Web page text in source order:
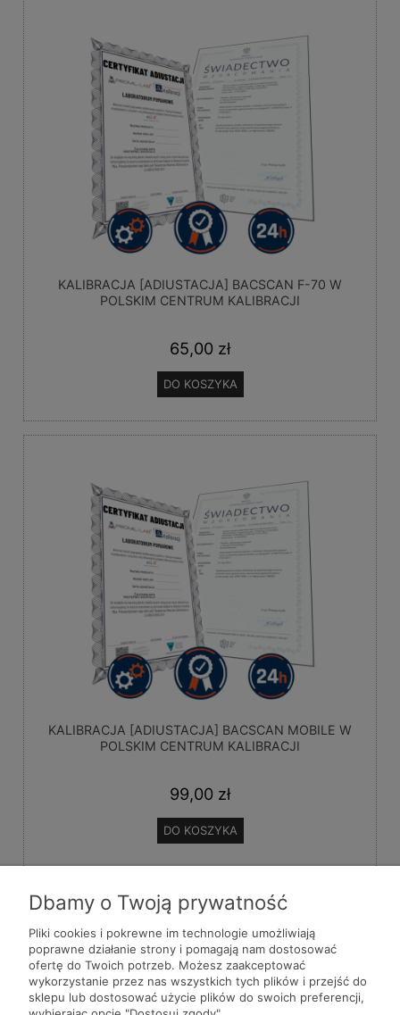
KALIBRACJA [ADIUSTACJA] BACSCAN F-70 W
POLSKIM CENTRUM KALIBRACJI
65,00 zł
DO KOSZYKA
KALIBRACJA [ADIUSTACJA] BACSCAN MOBILE W
POLSKIM CENTRUM KALIBRACJI
99,00 zł
DO KOSZYKA
Pomoc
Dbamy o Twoją prywatność
Pliki cookies i pokrewne im technologie umożliwiają
poprawne działanie strony i pomagają nam dostosować
ofertę do Twoich potrzeb. Możesz zaakceptować
wykorzystanie przez nas wszystkich tych plików i przejść do
sklepu lub dostosować użycie plików do swoich preferencji,